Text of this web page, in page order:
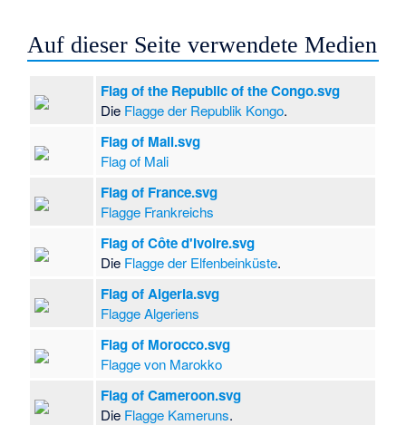
Auf dieser Seite verwendete Medien
Flag of the Republic of the Congo.svg
Die Flagge der Republik Kongo.
Flag of Mali.svg
Flag of Mali
Flag of France.svg
Flagge Frankreichs
Flag of Côte d'Ivoire.svg
Die Flagge der Elfenbeinküste.
Flag of Algeria.svg
Flagge Algeriens
Flag of Morocco.svg
Flagge von Marokko
Flag of Cameroon.svg
Die Flagge Kameruns.